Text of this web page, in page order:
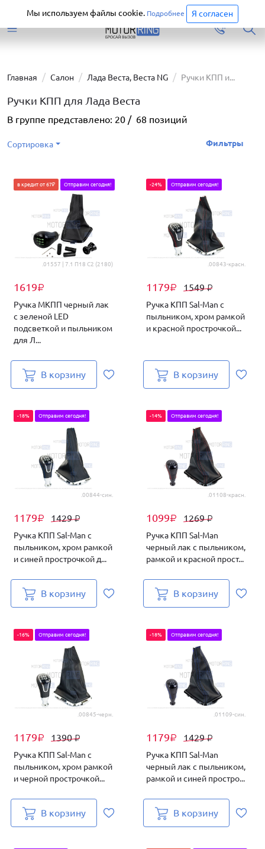
Перейти
Главная Салон Лада Веста, Веста NG Ручки КПП и...
Ручки КПП для Лада Веста
В группе представлено: 20 / 68 позиций
Сортировка Фильтры
.01557 | 7.1 П18 С2 (2180)
1619₽
в кредит от 67₽ Отправим сегодня!
Ручка МКПП черный лак
с зеленой LED
подсветкой и пыльником
для Л...
В корзину
.00843-красн.
1179₽ 1549₽
-24% Отправим сегодня!
Ручка КПП Sal-Man с
пыльником, хром рамкой
и красной прострочкой...
В корзину
.00844-син.
1179₽ 1429₽
-18% Отправим сегодня!
Ручка КПП Sal-Man с
пыльником, хром рамкой
и синей прострочкой д...
В корзину
.01108-красн.
1099₽ 1269₽
-14% Отправим сегодня!
Ручка КПП Sal-Man
черный лак с пыльником,
рамкой и красной прост...
В корзину
.00845-черн.
1179₽ 1390₽
-16% Отправим сегодня!
Ручка КПП Sal-Man с
пыльником, хром рамкой
и черной прострочкой...
В корзину
.01109-син.
1179₽ 1429₽
-18% Отправим сегодня!
Ручка КПП Sal-Man
черный лак с пыльником,
рамкой и синей простро...
В корзину
Мы используем файлы cookie. Подробнее Я согласен